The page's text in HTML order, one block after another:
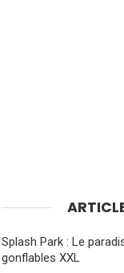
Splash Park : Le
gonflables XXL